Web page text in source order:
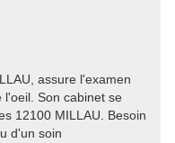
assure l'examen
Son cabinet se
12100 MILLAU. Besoin
d'un soin